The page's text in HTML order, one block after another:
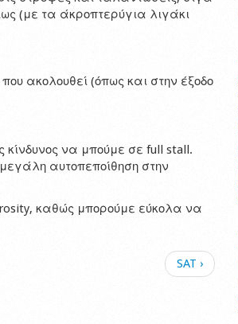
(με τα άκροπτερύγια λιγάκι
ακολουθεί (όπως και στην έξοδο
να μπούμε σε full stall.
αυτοπεποίθηση στην
καθώς μπορούμε εύκολα να
SAT ›